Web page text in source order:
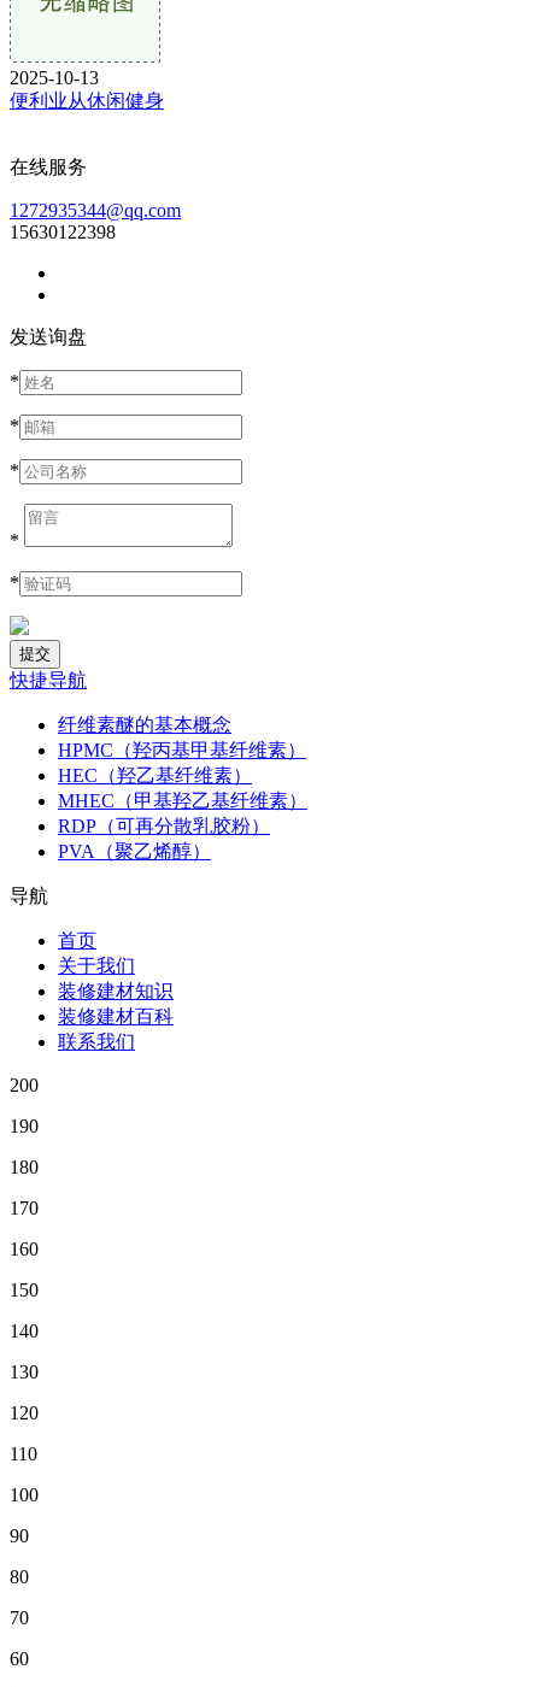
2025-10-13
便利业从休闲健身
在线服务
1272935344@qq.com
15630122398
发送询盘
*
*
*
*
*
快捷导航
纤维素醚的基本概念
HPMC（羟丙基甲基纤维素）
HEC（羟乙基纤维素）
MHEC（甲基羟乙基纤维素）
RDP（可再分散乳胶粉）
PVA（聚乙烯醇）
导航
首页
关于我们
装修建材知识
装修建材百科
联系我们
200
190
180
170
160
150
140
130
120
110
100
90
80
70
60